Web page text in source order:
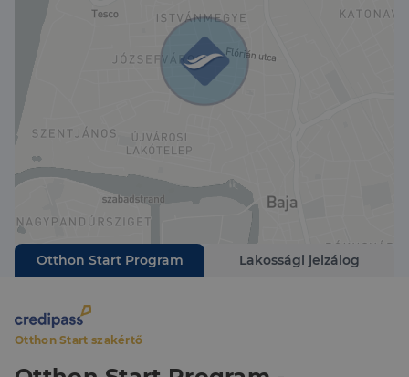
Otthon Start Program Lakossági jelzálog
Otthon Start szakértő